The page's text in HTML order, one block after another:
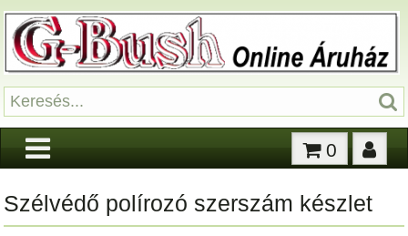
0
Szélvédő polírozó szerszám készlet